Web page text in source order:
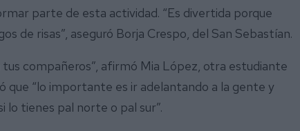
parte de esta actividad. “Es divertida porque
de risas”, aseguró Borja Crespo, del San Sebastían.
compañeros”, afirmó Mia López, otra estudiante
que “lo importante es ir adelantando a la gente y
lo tienes pal norte o pal sur”.